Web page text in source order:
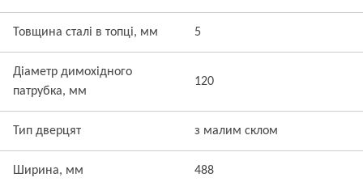
Товщина сталі в топці, мм 5
Діаметр димохідного
патрубка, мм
120
Тип дверцят з малим склом
Ширина, мм 488